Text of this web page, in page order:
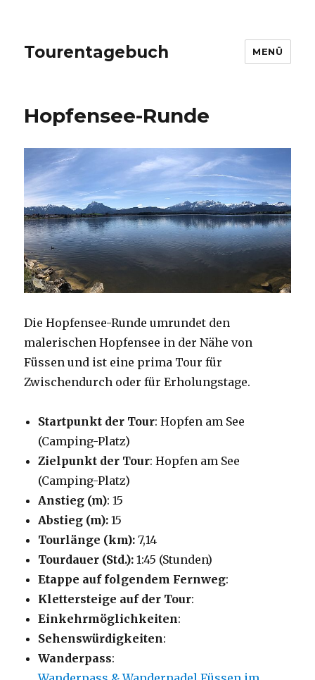
Tourentagebuch MENÜ
Hopfensee-Runde
Die Hopfensee-Runde umrundet den
malerischen Hopfensee in der Nähe von
Füssen und ist eine prima Tour für
Zwischendurch oder für Erholungstage.
Startpunkt der Tour: Hopfen am See
(Camping-Platz)
Zielpunkt der Tour: Hopfen am See
(Camping-Platz)
Anstieg (m): 15
Abstieg (m): 15
Tourlänge (km):7,14
Tourdauer (Std.): 1:45 (Stunden)
Etappe auf folgendem Fernweg:
Klettersteige auf der Tour:
Einkehrmöglichkeiten:
Sehenswürdigkeiten:
Wanderpass: